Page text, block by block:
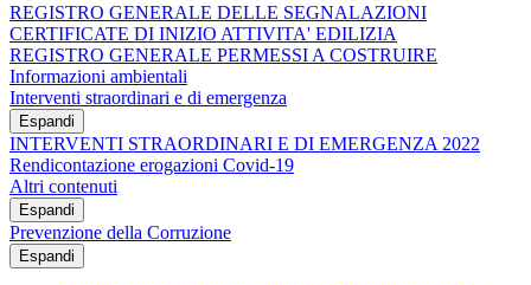
REGISTRO GENERALE DELLE SEGNALAZIONI
CERTIFICATE DI INIZIO ATTIVITA' EDILIZIA
REGISTRO GENERALE PERMESSI A COSTRUIRE
Informazioni ambientali
Interventi straordinari e di emergenza
Espandi
INTERVENTI STRAORDINARI E DI EMERGENZA 2022
Rendicontazione erogazioni Covid-19
Altri contenuti
Espandi
Prevenzione della Corruzione
Espandi